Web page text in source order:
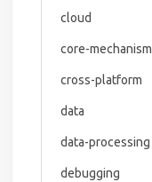
cloud
core-mechanism
cross-platform
data
data-processing
debugging